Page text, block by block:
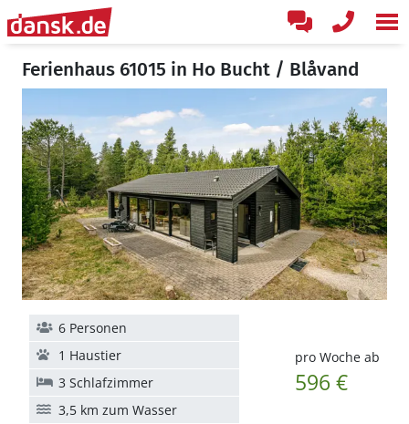
Ferienhaus 61015 in Ho Bucht / Blåvand
pro Woche ab
596 €
6 Personen
1 Haustier
3 Schlafzimmer
3,5 km zum Wasser